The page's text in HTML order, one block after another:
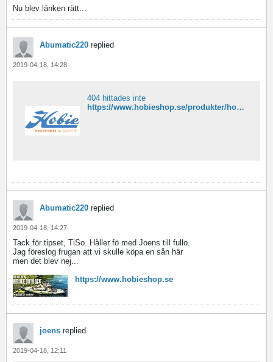
Nu blev länken rätt...
Abumatic220 replied
2019-04-18, 14:28
404 hittades inte
https://www.hobieshop.se/produkter/hobie-mirage-tandem-island.html
Abumatic220 replied
2019-04-18, 14:27
Tack för tipset, TiSo. Håller fö med Joens till fullo.
Jag föreslog frugan att vi skulle köpa en sån här
men det blev nej...
https://www.hobieshop.se
joens replied
2019-04-18, 12:11